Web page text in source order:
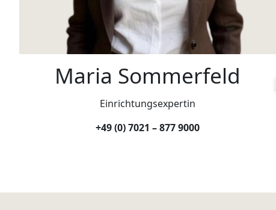
Maria Sommerfeld
Einrichtungsexpertin
+49 (0) 7021 – 877 9000